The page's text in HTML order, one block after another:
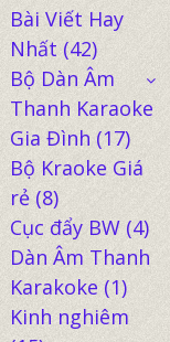
Bài Viết Hay
Nhất(42)
Bộ Dàn Âm
Thanh Karaoke
Gia Đình (17)
Bộ Kraoke Giá
rẻ(8)
Cục đẩy BW(4)
Dàn Âm Thanh
Karakoke (1)
Kinh nghiêm